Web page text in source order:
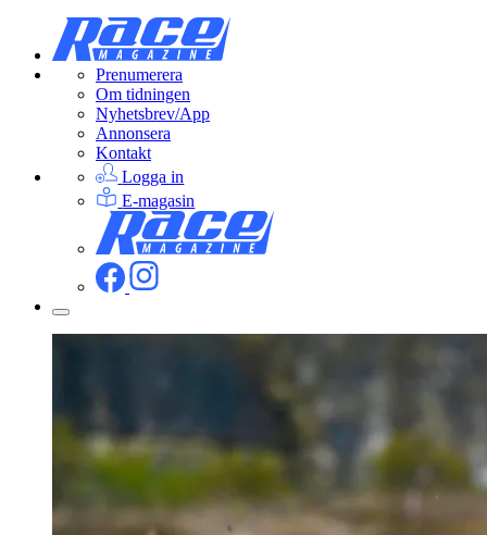
Prenumerera
Om tidningen
Nyhetsbrev/App
Annonsera
Kontakt
Logga in
E-magasin